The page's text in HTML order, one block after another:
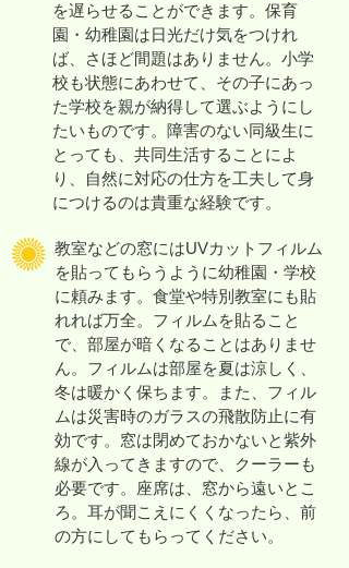
を遅らせることができます。保育
園・幼稚園は日光だけ気をつけれ
ば、さほど間題はありません。小学
校も状態にあわせて、その子にあっ
た学校を親が納得して選ぶようにし
たいものです。障害のない同級生に
とっても、共同生活することによ
り、自然に対応の仕方を工夫して身
につけるのは貴重な経験です。
教室などの窓にはUVカットフィルム
を貼ってもらうように幼稚園・学校
に頼みます。食堂や特別教室にも貼
れれば万全。フィルムを貼ること
で、部屋が暗くなることはありませ
ん。フィルムは部屋を夏は涼しく、
冬は暖かく保ちます。また、フィル
ムは災害時のガラスの飛散防止に有
効です。窓は閉めておかないと紫外
線が入ってきますので、クーラーも
必要です。座席は、窓から遠いとこ
ろ。耳が聞こえにくくなったら、前
の方にしてもらってください。